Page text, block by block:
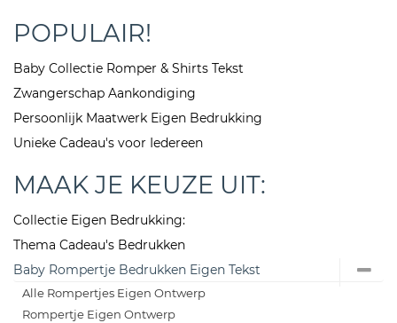
POPULAIR!
Baby Collectie Romper & Shirts Tekst
Zwangerschap Aankondiging
Persoonlijk Maatwerk Eigen Bedrukking
Unieke Cadeau's voor Iedereen
MAAK JE KEUZE UIT:
Collectie Eigen Bedrukking:
Thema Cadeau's Bedrukken
Baby Rompertje Bedrukken Eigen Tekst
Alle Rompertjes Eigen Ontwerp
Rompertje Eigen Ontwerp